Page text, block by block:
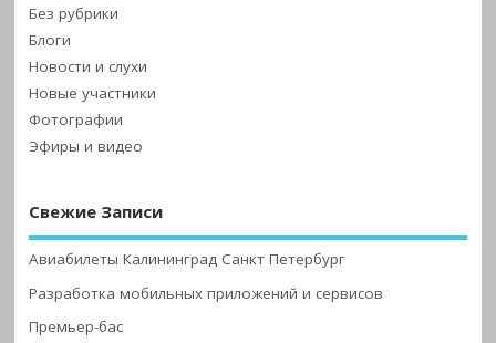
Без рубрики
Блоги
Новости и слухи
Новые участники
Фотографии
Эфиры и видео
Свежие Записи
Авиабилеты Калининград Санкт Петербург
Разработка мобильных приложений и сервисов
Премьер-бас